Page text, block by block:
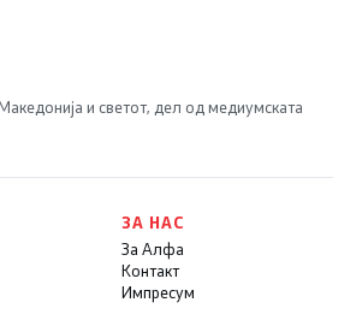
и светот, дел од медиумската
ЗА НАС
За Алфа
Контакт
Импресум